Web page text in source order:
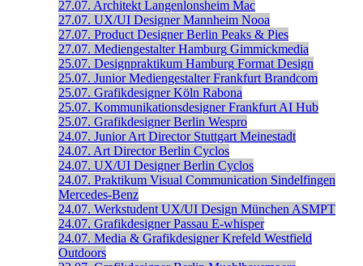
27.07. Architekt Langenlonsheim Mac
27.07. UX/UI Designer Mannheim Nooa
27.07. Product Designer Berlin Peaks & Pies
27.07. Mediengestalter Hamburg Gimmickmedia
25.07. Designpraktikum Hamburg Format Design
25.07. Junior Mediengestalter Frankfurt Brandcom
25.07. Grafikdesigner Köln Rabona
25.07. Kommunikationsdesigner Frankfurt AI Hub
25.07. Grafikdesigner Berlin Wespro
24.07. Junior Art Director Stuttgart Meinestadt
24.07. Art Director Berlin Cyclos
24.07. UX/UI Designer Berlin Cyclos
24.07. Praktikum Visual Communication Sindelfingen
Mercedes-Benz
24.07. Werkstudent UX/UI Design München ASMPT
24.07. Grafikdesigner Passau E-whisper
24.07. Media & Grafikdesigner Krefeld Westfield
Outdoors